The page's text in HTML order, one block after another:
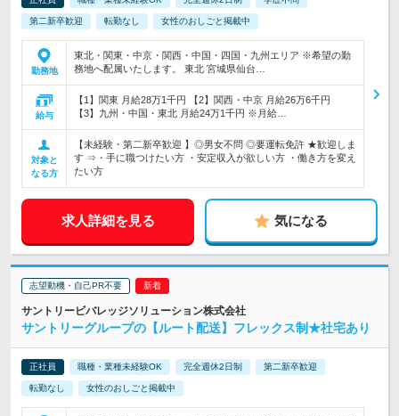
第二新卒歓迎 転勤なし 女性のおしごと掲載中
勤務地
東北・関東・中京・関西・中国・四国・九州エリア ※希望の勤
務地へ配属いたします。 東北 宮城県仙台…
給与
【1】関東 月給28万1千円 【2】関西・中京 月給26万6千円
【3】九州・中国・東北 月給24万1千円 ※月給…
対象と
なる方
【未経験・第二新卒歓迎 】◎男女不問 ◎要運転免許 ★歓迎しま
す ⇒・手に職つけたい方 ・安定収入が欲しい方 ・働き方を変え
たい方
求人詳細を見る 気になる
志望動機・自己PR不要
サントリービバレッジソリューション株式会社
サントリーグループの【ルート配送】フレックス制★社宅あり
正社員 職種・業種未経験OK 完全週休2日制 第二新卒歓迎
転勤なし 女性のおしごと掲載中